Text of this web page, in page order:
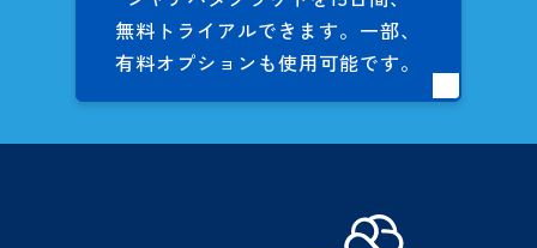
無料トライアルできます。 一部、
有料オプションも使用可能です。